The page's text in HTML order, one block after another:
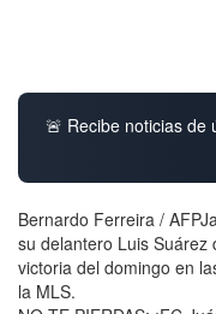
🚨 Recibe noticias de
Bernardo Ferreira /
su delantero Luis Suárez
victoria del domingo en
la MLS.